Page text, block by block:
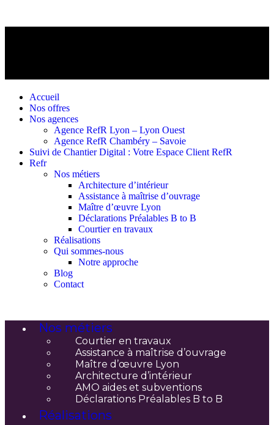
Accueil
Nos offres
Nos agences
Agence RefR Lyon – Lyon Ouest
Agence RefR Chambéry – Savoie
Suivi de Chantier Digital : Votre Espace Client RefR
Refr
Nos métiers
Architecture d’intérieur
Assistance à maîtrise d’ouvrage
Maître d’œuvre Lyon
Déclarations Préalables B to B
Courtier en travaux
Réalisations
Qui sommes-nous
Notre approche
Blog
Contact
Nos métiers
Courtier en travaux
Assistance à maîtrise d’ouvrage
Maître d’œuvre Lyon
Architecture d’intérieur
AMO aides et subventions
Déclarations Préalables B to B
Réalisations